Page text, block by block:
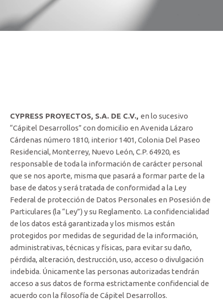
CYPRESS PROYECTOS, S.A. DE C.V., en lo sucesivo
“Cápitel Desarrollos” con domicilio en Avenida Lázaro
Cárdenas número 1810, interior 1401, Colonia Del Paseo
Residencial, Monterrey, Nuevo León, C.P. 64920, es
responsable de toda la información de carácter personal
que se nos aporte, misma que pasará a formar parte de la
base de datos y será tratada de conformidad a la Ley
Federal de protección de Datos Personales en Posesión de
Particulares (la “Ley”) y su Reglamento. La confidencialidad
de los datos está garantizada y los mismos están
protegidos por medidas de seguridad de la información,
administrativas, técnicas y físicas, para evitar su daño,
pérdida, alteración, destrucción, uso, acceso o divulgación
indebida. Únicamente las personas autorizadas tendrán
acceso a sus datos de forma estrictamente confidencial de
acuerdo con la filosofía de Cápitel Desarrollos.